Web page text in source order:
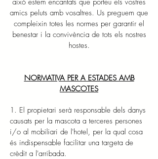
amics peluts amb vosaltres. Us preguem que
compleixin totes les normes per garantir el
benestar i la convivència de tots els nostres
hostes.
NORMATIVA PER A ESTADES AMB
MASCOTES
1. El propietari serà responsable dels danys
causats per la mascota a terceres persones
i/o al mobiliari de l'hotel, per la qual cosa
és indispensable facilitar una targeta de
crèdit a l'arribada.